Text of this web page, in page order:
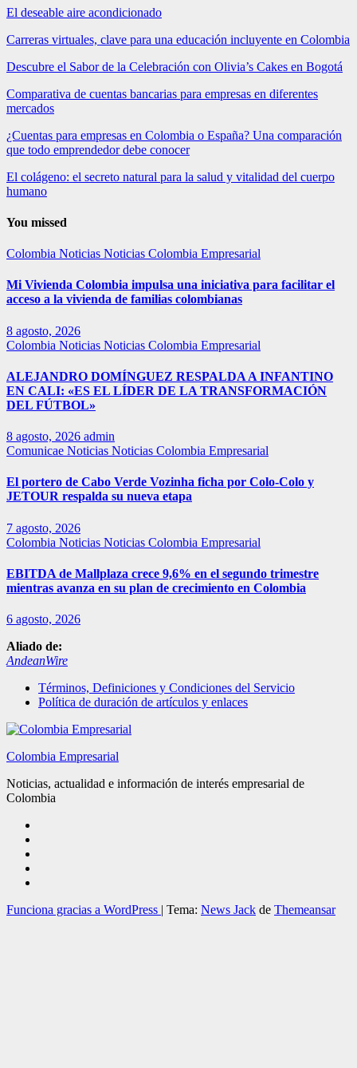
El deseable aire acondicionado
Carreras virtuales, clave para una educación incluyente en Colombia
Descubre el Sabor de la Celebración con Olivia’s Cakes en Bogotá
Comparativa de cuentas bancarias para empresas en diferentes
mercados
¿Cuentas para empresas en Colombia o España? Una comparación
que todo emprendedor debe conocer
El colágeno: el secreto natural para la salud y vitalidad del cuerpo
humano
You missed
Colombia Noticias Noticias Colombia Empresarial
Mi Vivienda Colombia impulsa una iniciativa para facilitar el
acceso a la vivienda de familias colombianas
8 agosto, 2026
Colombia Noticias Noticias Colombia Empresarial
ALEJANDRO DOMÍNGUEZ RESPALDA A INFANTINO
EN CALI: «ES EL LÍDER DE LA TRANSFORMACIÓN
DEL FÚTBOL»
8 agosto, 2026 admin
Comunicae Noticias Noticias Colombia Empresarial
El portero de Cabo Verde Vozinha ficha por Colo-Colo y
JETOUR respalda su nueva etapa
7 agosto, 2026
Colombia Noticias Noticias Colombia Empresarial
EBITDA de Mallplaza crece 9,6% en el segundo trimestre
mientras avanza en su plan de crecimiento en Colombia
6 agosto, 2026
Aliado de:
AndeanWire
Términos, Definiciones y Condiciones del Servicio
Política de duración de artículos y enlaces
Colombia Empresarial
Noticias, actualidad e información de interés empresarial de
Colombia
Funciona gracias a WordPress | Tema: News Jack de Themeansar